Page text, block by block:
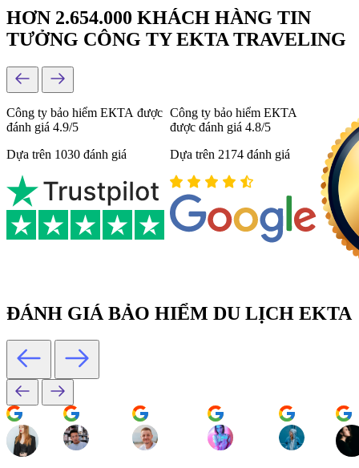
HƠN 2.654.000 KHÁCH HÀNG TIN
TƯỞNG CÔNG TY EKTA TRAVELING
Công ty bảo hiểm ЕКТА được
đánh giá 4.9/5
Dựa trên 1030 đánh giá
Công ty bảo hiểm ЕКТА
được đánh giá 4.8/5
Dựa trên 2174 đánh giá
ĐÁNH GIÁ BẢO HIỂM DU LỊCH EKTA